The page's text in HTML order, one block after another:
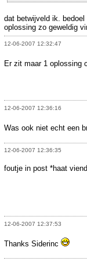
dat betwijveld ik.
oplossing zo geweldig
12-06-2007 12:32:47
Er zit maar 1 oplossing
12-06-2007 12:36:16
Was ook niet echt een
12-06-2007 12:36:35
foutje in post *haat
12-06-2007 12:37:53
Thanks Siderinc